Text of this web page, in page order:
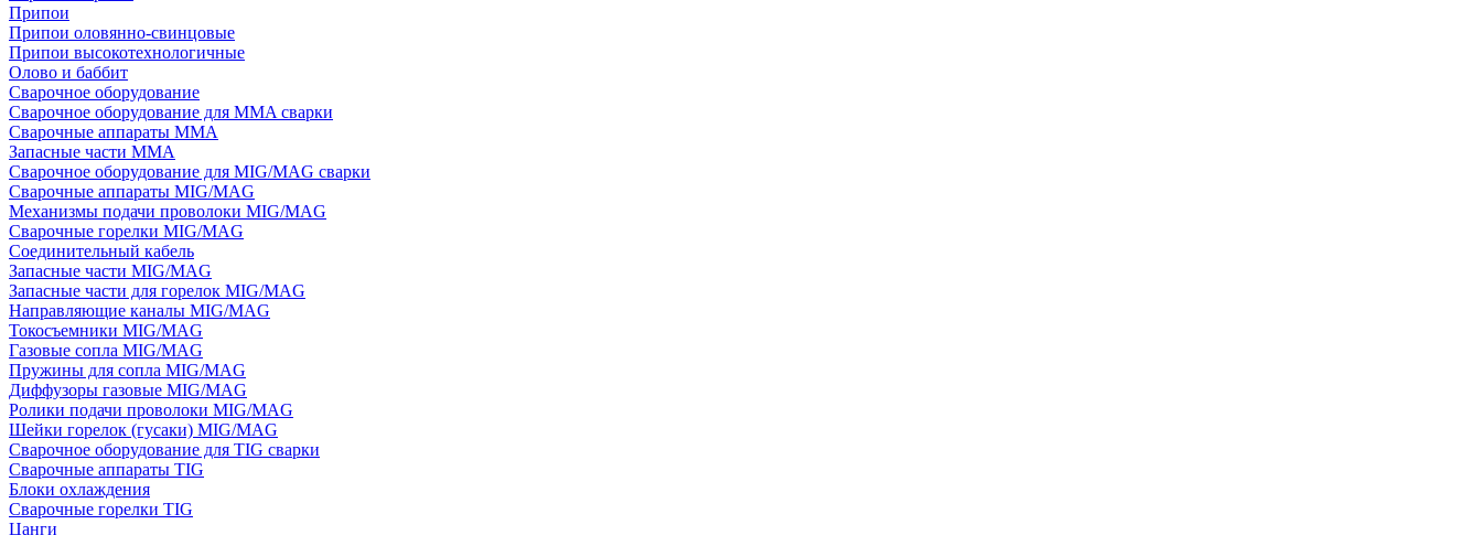
Припои
Припои оловянно-свинцовые
Припои высокотехнологичные
Олово и баббит
Сварочное оборудование
Сварочное оборудование для MMA сварки
Сварочные аппараты MMA
Запасные части MMA
Сварочное оборудование для MIG/MAG сварки
Сварочные аппараты MIG/MAG
Механизмы подачи проволоки MIG/MAG
Сварочные горелки MIG/MAG
Соединительный кабель
Запасные части MIG/MAG
Запасные части для горелок MIG/MAG
Направляющие каналы MIG/MAG
Токосъемники MIG/MAG
Газовые сопла MIG/MAG
Пружины для сопла MIG/MAG
Диффузоры газовые MIG/MAG
Ролики подачи проволоки MIG/MAG
Шейки горелок (гусаки) MIG/MAG
Сварочное оборудование для TIG сварки
Сварочные аппараты TIG
Блоки охлаждения
Сварочные горелки TIG
Цанги